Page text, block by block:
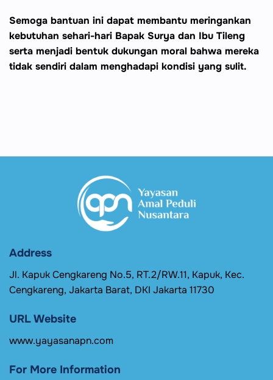
Semoga bantuan ini dapat membantu meringankan
kebutuhan sehari-hari Bapak Surya dan Ibu Tileng
serta menjadi bentuk dukungan moral bahwa mereka
tidak sendiri dalam menghadapi kondisi yang sulit.
Address
Jl. Kapuk Cengkareng No.5, RT.2/RW.11, Kapuk, Kec.
Cengkareng, Jakarta Barat, DKI Jakarta 11730
URL Website
www.yayasanapn.com
For More Information